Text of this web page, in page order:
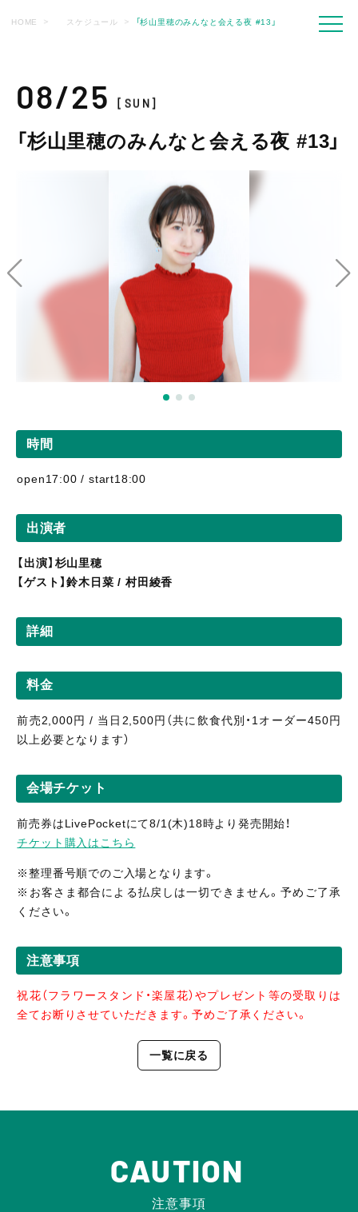
HOME スケジュール 「杉山里穂のみんなと会える夜 #13」
08/25[SUN]
「杉山里穂のみんなと会える夜 #13」
時間
open17:00 / start18:00
出演者
【出演】杉山里穂
【ゲスト】鈴木日菜 / 村田綾香
詳細
料金
前売2,000円 / 当日2,500円（共に飲食代別・1オーダー450円
以上必要となります）
会場チケット
前売券はLivePocketにて8/1(木)18時より発売開始！
チケット購入はこちら
※整理番号順でのご入場となります。
※お客さま都合による払戻しは一切できません。予めご了承
ください。
注意事項
祝花（フラワースタンド・楽屋花）やプレゼント等の受取りは
全てお断りさせていただきます。予めご了承ください。
一覧に戻る
CAUTION
注意事項